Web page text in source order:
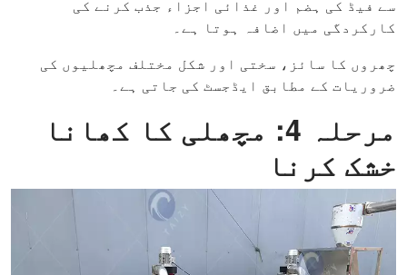
سے فیڈ کی ہضم اور غذائی اجزاء جذب کرنے کی
کارکردگی میں اضافہ ہوتا ہے۔
چھروں کا سائز، سختی اور شکل مختلف مچھلیوں کی
ضروریات کے مطابق ایڈجسٹ کی جاتی ہے۔
مرحلہ 4: مچھلی کا کھانا
خشک کرنا